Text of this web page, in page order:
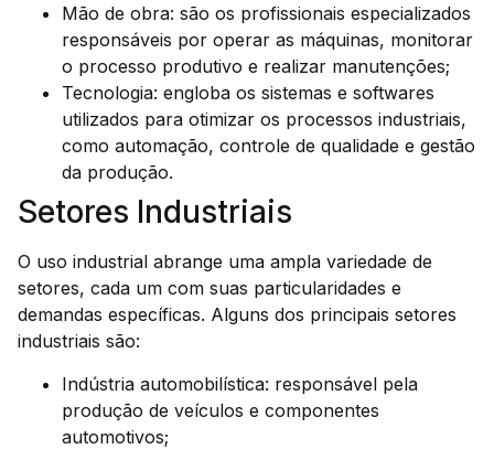
Mão de obra: são os profissionais especializados
responsáveis por operar as máquinas, monitorar
o processo produtivo e realizar manutenções;
Tecnologia: engloba os sistemas e softwares
utilizados para otimizar os processos industriais,
como automação, controle de qualidade e gestão
da produção.
Setores Industriais
O uso industrial abrange uma ampla variedade de
setores, cada um com suas particularidades e
demandas específicas. Alguns dos principais setores
industriais são:
Indústria automobilística: responsável pela
produção de veículos e componentes
automotivos;